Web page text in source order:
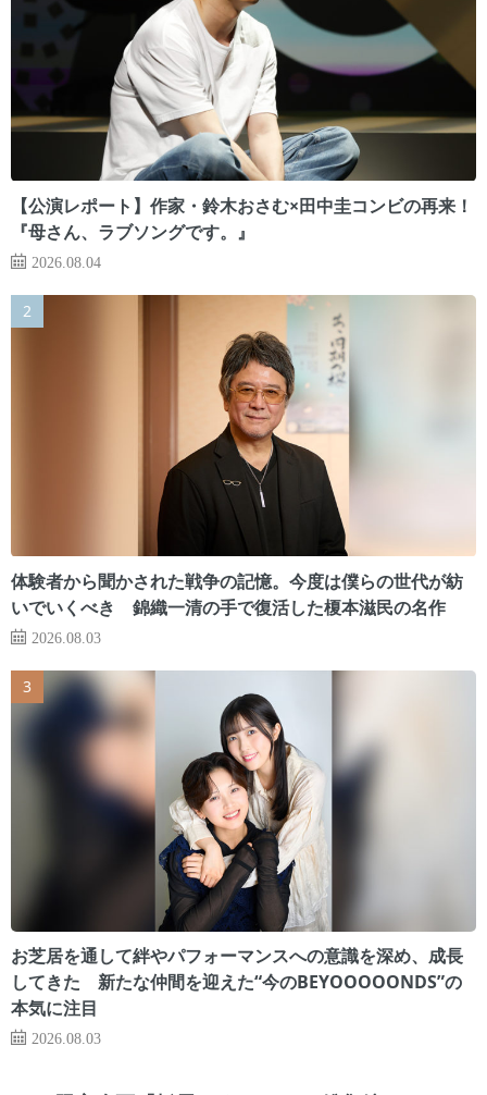
【公演レポート】作家・鈴木おさむ×田中圭コンビの再来！
『母さん、ラブソングです。』
2026.08.04
体験者から聞かされた戦争の記憶。今度は僕らの世代が紡
いでいくべき 錦織一清の手で復活した榎本滋民の名作
2026.08.03
お芝居を通して絆やパフォーマンスへの意識を深め、成長
してきた 新たな仲間を迎えた“今のBEYOOOOONDS”の
本気に注目
2026.08.03